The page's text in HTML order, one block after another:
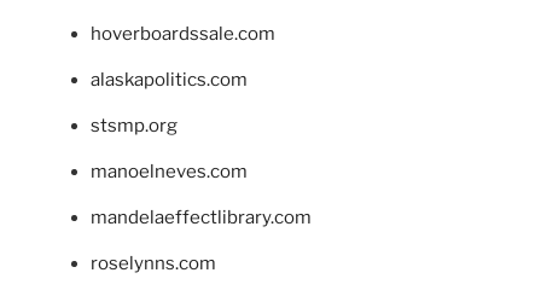
hoverboardssale.com
alaskapolitics.com
stsmp.org
manoelneves.com
mandelaeffectlibrary.com
roselynns.com